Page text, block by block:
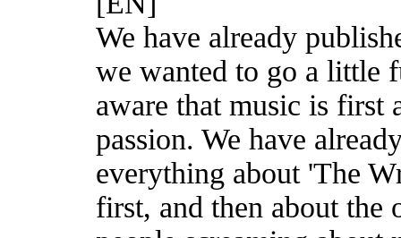
We have already
we wanted to go a little
aware that music is first
passion. We have
everything about 'The
first, and then about the